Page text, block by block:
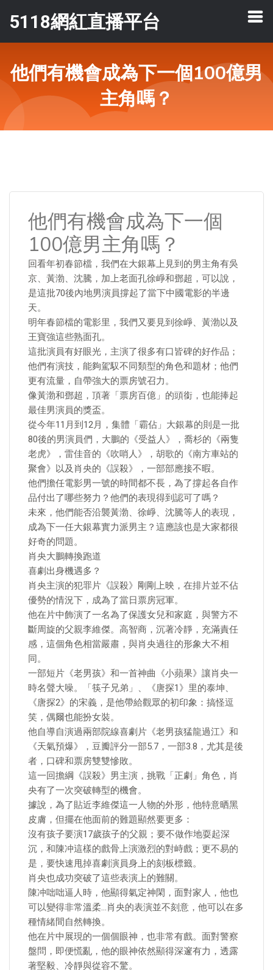
5118網紅直播平台
他們有機會成為下一個100億男
主角嗎？
他們有機會成為下一個
100億男主角嗎？
回看年初春節檔，我們在大銀幕上見到的男主角有吳
京、黃渤、沈騰，加上老面孔徐崢和鄧超，可以說，
是這批70後內地男演員撐起了當下中國電影的半邊
天。
明年春節檔的電影里，我們又要見到徐崢、黃渤以及
王寶強這些熟面孔。
這批演員有好眼光，主演了很多有口皆碑的好作品；
他們有演技，能夠駕馭不同類型的角色和題材；他們
更有流量，自帶強大的票房號召力。
像黃渤和鄧超，頂著「票房百億」的頭銜，也能捧起
最佳男演員的獎盃。
從今年11月到12月，集體「霸佔」大銀幕的則是一批
80後的男演員們，大鵬的《受益人》，喬杉的《兩隻
老虎》，雷佳音的《吹哨人》，胡歌的《南方車站的
聚會》以及肖央的《誤殺》，一部部應接不暇。
他們擔任電影男一號的時間都不長，為了撐起各自作
品付出了哪些努力？他們的表現得到認可了嗎？
未來，他們能否沿襲黃渤、徐崢、沈騰等人的表現，
成為下一任大銀幕實力派男主？這應該也是大家都很
好奇的問題。
肖央大鵬轉換跑道
喜劇出身機遇多？
肖央主演的犯罪片《誤殺》剛剛上映，在排片並不佔
優勢的情況下，成為了當日票房冠軍。
他在片中飾演了一名為了保護女兒和家庭，與警方不
斷周旋的父親李維傑。高智商，沉著冷靜，充滿責任
感，這個角色相當嚴肅，與肖央過往的形象大不相
同。
一部短片《老男孩》和一首神曲《小蘋果》讓肖央一
時名聲大噪。「筷子兄弟」、《唐探1》里的泰坤、
《唐探2》的宋義，是他帶給觀眾的初印象：搞怪逗
笑，偶爾也能扮女裝。
他自導自演過兩部院線喜劇片《老男孩猛龍過江》和
《天氣預爆》，豆瓣評分一部5.7，一部3.8，尤其是後
者，口碑和票房雙雙慘敗。
這一回擔綱《誤殺》男主演，挑戰「正劇」角色，肖
央有了一次突破轉型的機會。
據說，為了貼近李維傑這一人物的外形，他特意晒黑
皮膚，但擺在他面前的難題顯然要更多：
沒有孩子要演17歲孩子的父親；要不做作地耍起深
沉，和陳冲這樣的戲骨上演激烈的對峙戲；更不易的
是，要快速甩掉喜劇演員身上的刻板標籤。
肖央也成功突破了這些表演上的難關。
陳冲咄咄逼人時，他顯得氣定神閑，面對家人，他也
可以變得非常溫柔…肖央的表演並不刻意，他可以在多
種情緒間自然轉換。
他在片中展現的一個個眼神，也非常有戲。面對警察
盤問，即便慌亂，他的眼神依然顯得深邃有力，透露
著堅毅、冷靜與從容不驚。